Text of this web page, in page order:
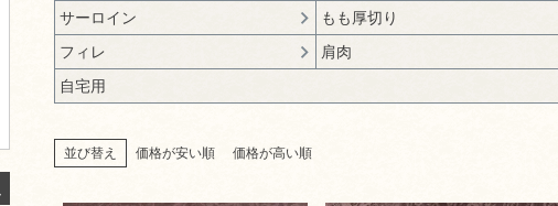
サーロイン もも厚切り
フィレ 肩肉
自宅用
並び替え 価格が安い順 価格が高い順